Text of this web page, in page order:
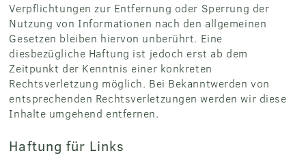
Verpflichtungen zur Entfernung oder Sperrung der
Nutzung von Informationen nach den allgemeinen
Gesetzen bleiben hiervon unberührt. Eine
diesbezügliche Haftung ist jedoch erst ab dem
Zeitpunkt der Kenntnis einer konkreten
Rechtsverletzung möglich. Bei Bekanntwerden von
entsprechenden Rechtsverletzungen werden wir diese
Inhalte umgehend entfernen.
Haftung für Links